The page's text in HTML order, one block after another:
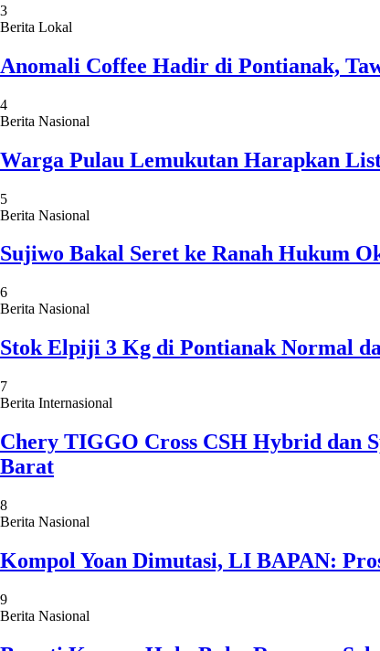
3
Berita Lokal
Anomali Coffee Hadir di Pontianak,
4
Berita Nasional
Warga Pulau Lemukutan Harapkan
5
Berita Nasional
Sujiwo Bakal Seret ke Ranah Hukum
6
Berita Nasional
Stok Elpiji 3 Kg di Pontianak Normal
7
Berita Internasional
Chery TIGGO Cross CSH Hybrid dan
Barat
8
Berita Nasional
Kompol Yoan Dimutasi, LI BAPAN:
9
Berita Nasional